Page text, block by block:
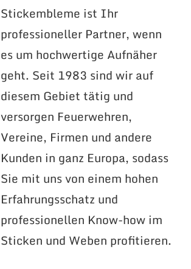
Stickembleme ist Ihr
professioneller Partner, wenn
es um hochwertige Aufnäher
geht. Seit 1983 sind wir auf
diesem Gebiet tätig und
versorgen Feuerwehren,
Vereine, Firmen und andere
Kunden in ganz Europa, sodass
Sie mit uns von einem hohen
Erfahrungsschatz und
professionellen Know-how im
Sticken und Weben profitieren.